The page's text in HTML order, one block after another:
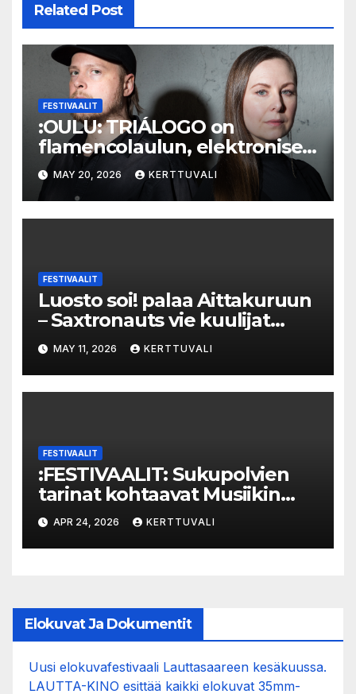
Related Post
FESTIVAALIT
:OULU: TRIÁLOGO on
flamencolaulun, elektronisen
musiikin ja hylätyn tilan
välinen trialogi
MAY 20, 2026 KERTTUVALI
FESTIVAALIT
Luosto soi! palaa Aittakuruun
– Saxtronauts vie kuulijat
seikkailulle luonnon keskelle
MAY 11, 2026 KERTTUVALI
FESTIVAALIT
:FESTIVAALIT: Sukupolvien
tarinat kohtaavat Musiikin
ajassa
APR 24, 2026 KERTTUVALI
Elokuvat Ja Dokumentit
Uusi elokuvafestivaali Lauttasaareen kesäkuussa.
LAUTTA-KINO esittää kaikki elokuvat 35mm-